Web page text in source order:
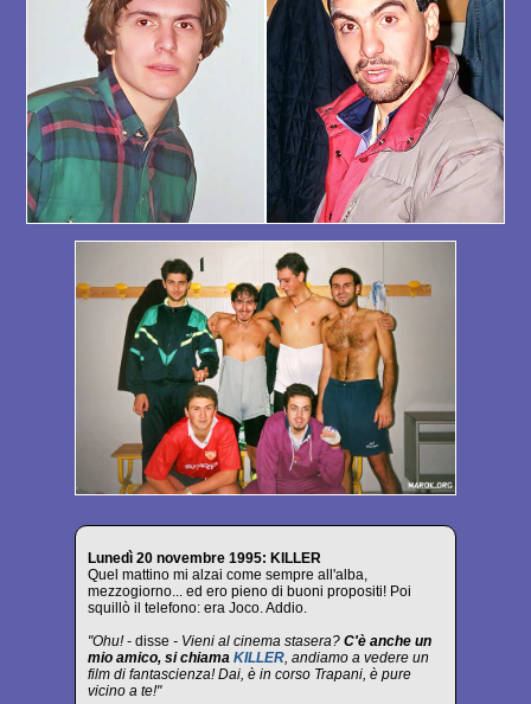
Lunedì 20 novembre 1995: KILLER
Quel mattino mi alzai come sempre all'alba,
mezzogiorno... ed ero pieno di buoni propositi! Poi
squillò il telefono: era Joco. Addio.
"Ohu! - disse - Vieni al cinema stasera? C'è anche un
mio amico, si chiama KILLER, andiamo a vedere un
film di fantascienza! Dai, è in corso Trapani, è pure
vicino a te!"